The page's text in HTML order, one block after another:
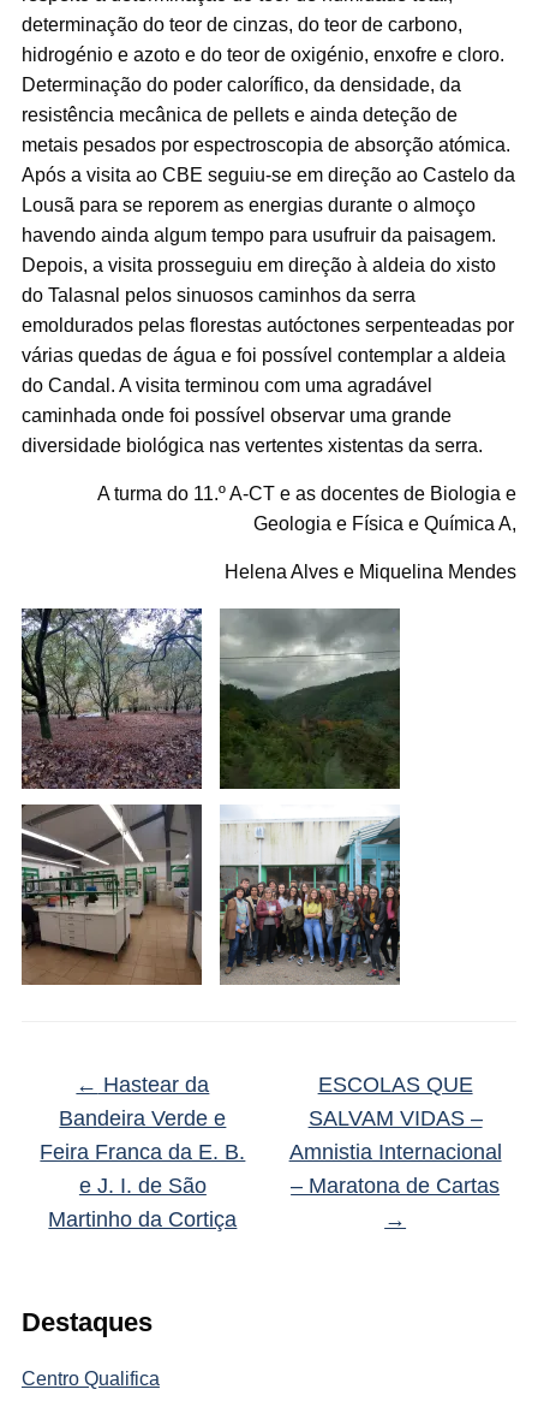
Destaques
Centro Qualifica
determinação do teor de cinzas, do teor de carbono,
hidrogénio e azoto e do teor de oxigénio, enxofre e cloro.
Determinação do poder calorífico, da densidade, da
resistência mecânica de pellets e ainda deteção de
metais pesados por espectroscopia de absorção atómica.
Após a visita ao CBE seguiu-se em direção ao Castelo da
Lousã para se reporem as energias durante o almoço
havendo ainda algum tempo para usufruir da paisagem.
Depois, a visita prosseguiu em direção à aldeia do xisto
do Talasnal pelos sinuosos caminhos da serra
emoldurados pelas florestas autóctones serpenteadas por
várias quedas de água e foi possível contemplar a aldeia
do Candal. A visita terminou com uma agradável
caminhada onde foi possível observar uma grande
diversidade biológica nas vertentes xistentas da serra.
A turma do 11.º A-CT e as docentes de Biologia e
Geologia e Física e Química A,
Helena Alves e Miquelina Mendes
← Hastear da
Bandeira Verde e
Feira Franca da E. B.
e J. I. de São
Martinho da Cortiça
ESCOLAS QUE
SALVAM VIDAS –
Amnistia Internacional
– Maratona de Cartas
→